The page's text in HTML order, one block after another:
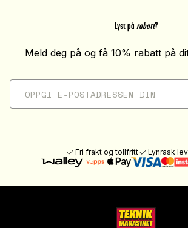
Lyst på rabatt?
Meld deg på og få 10% rabatt på
Fri frakt og tollfritt Lynrask